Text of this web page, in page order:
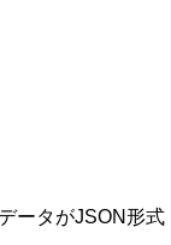
ータがJSON形式